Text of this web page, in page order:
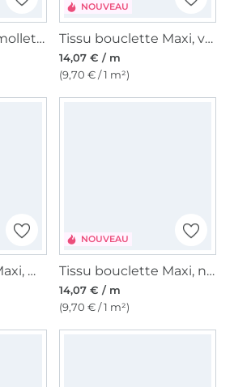
Tissu matelassé molletoné velours Fleurs, baies
NOUVEAU
Tissu bouclette Maxi, vert olive
14,07 € / m
(9,70 € / 1 m²)
Tissu bouclette Maxi, marron foncé
NOUVEAU
Tissu bouclette Maxi, noir
14,07 € / m
(9,70 € / 1 m²)